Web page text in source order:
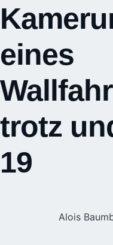
eines
trotz
19
Alois